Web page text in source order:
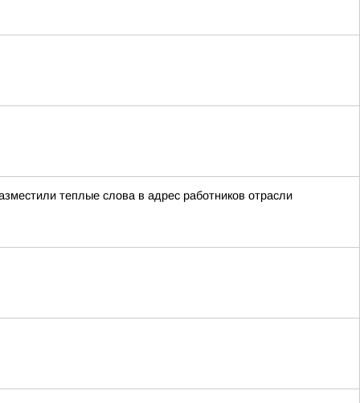
теплые слова в адрес работников отрасли